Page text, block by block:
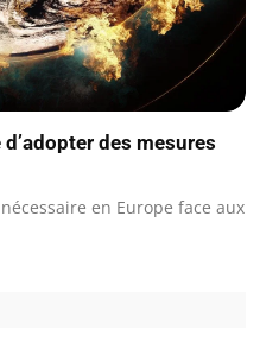
des mesures
en Europe face aux